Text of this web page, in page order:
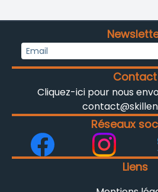
Liens
Réseaux
Contact
Cliquez-ici pour nous